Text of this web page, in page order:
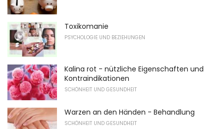
Toxikomanie
PSYCHOLOGIE UND BEZIEHUNGEN
Kalina rot - nützliche Eigenschaften und
Kontraindikationen
SCHÖNHEIT UND GESUNDHEIT
Warzen an den Händen - Behandlung
SCHÖNHEIT UND GESUNDHEIT